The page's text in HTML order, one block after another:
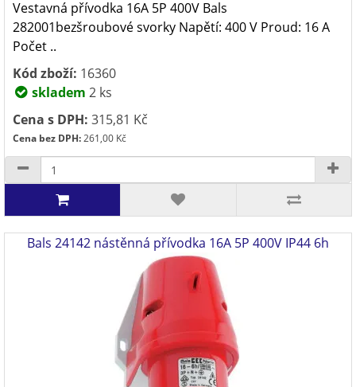
Vestavná přívodka 16A 5P 400V Bals
282001bezšroubové svorky Napětí: 400 V Proud: 16 A
Počet ..
Kód zboží: 16360
skladem 2 ks
Cena s DPH: 315,81 Kč
Cena bez DPH:261,00 Kč
Bals 24142 nástěnná přívodka 16A 5P 400V IP44 6h